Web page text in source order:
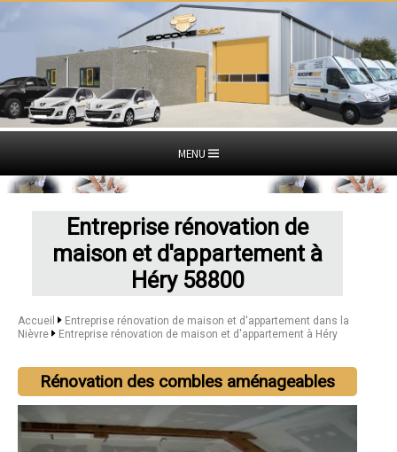
MENU
Entreprise rénovation de
maison et d'appartement à
Héry 58800
Accueil
Entreprise rénovation de maison et d'appartement dans la
Nièvre
Entreprise rénovation de maison et d'appartement à Héry
Rénovation des combles aménageables